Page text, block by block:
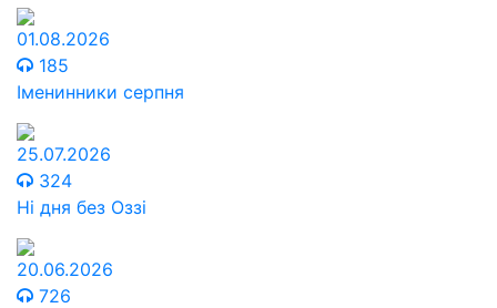
01.08.2026
185
Іменинники серпня
25.07.2026
324
Ні дня без Оззі
20.06.2026
726